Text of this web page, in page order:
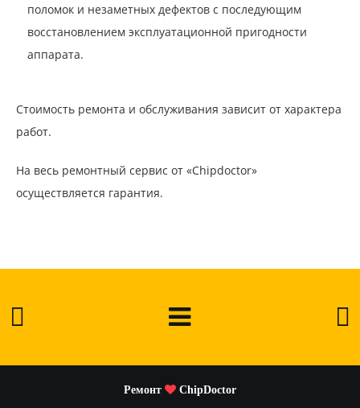
поломок и незаметных дефектов с последующим
восстановлением эксплуатационной пригодности
аппарата.
Стоимость ремонта и обслуживания зависит от характера
работ.
На весь ремонтный сервис от «Chipdoctor»
осуществляется гарантия.
Ремонт ChipDoctor